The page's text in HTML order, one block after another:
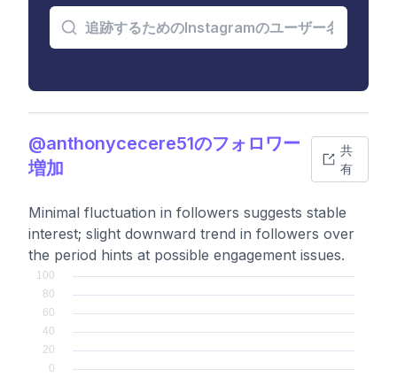
@anthonycecere51のフォロワー
増加
共
有
Minimal fluctuation in followers suggests stable
interest; slight downward trend in followers over
the period hints at possible engagement issues.